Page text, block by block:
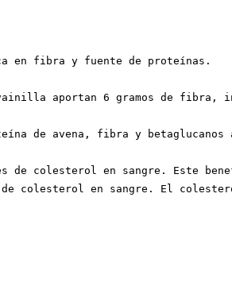
en fibra y fuente de proteínas.
aportan 6 gramos de
de avena, fibra y
de colesterol en sangre. Este
de colesterol en sangre. El